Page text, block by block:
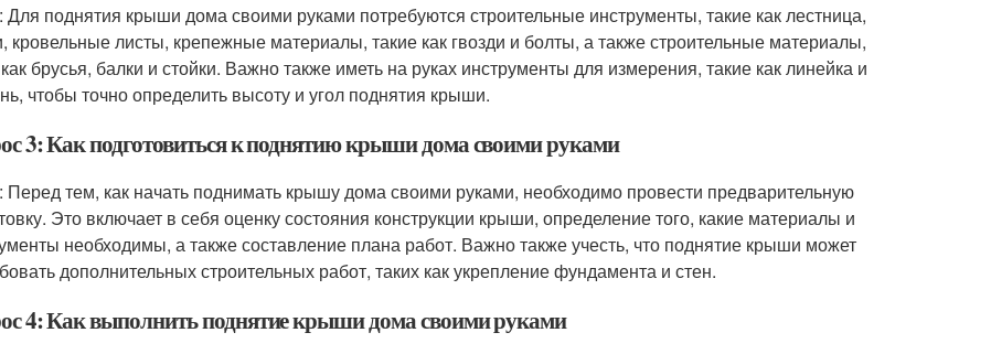
Для поднятия крыши дома своими руками потребуются строительные инструменты, такие как лестница,
кровельные листы, крепежные материалы, такие как гвозди и болты, а также строительные материалы,
брусья, балки и стойки. Важно также иметь на руках инструменты для измерения, такие как линейка и
чтобы точно определить высоту и угол поднятия крыши.
3: Как подготовиться к поднятию крыши дома своими руками
Перед тем, как начать поднимать крышу дома своими руками, необходимо провести предварительную
Это включает в себя оценку состояния конструкции крыши, определение того, какие материалы и
необходимы, а также составление плана работ. Важно также учесть, что поднятие крыши может
дополнительных строительных работ, таких как укрепление фундамента и стен.
4: Как выполнить поднятие крыши дома своими руками